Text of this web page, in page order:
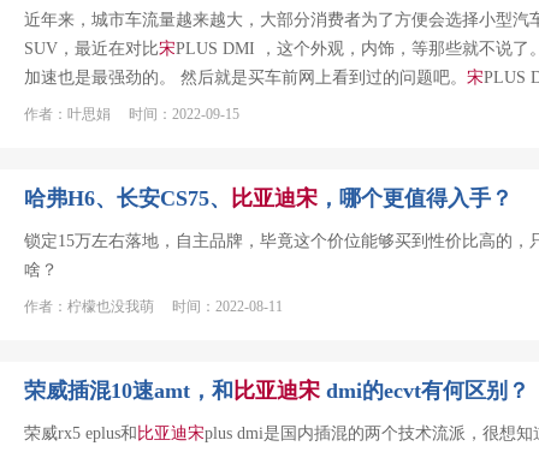
近年来，城市车流量越来越大，大部分消费者为了方便会选择小型
SUV，最近在对比宋PLUS DMI ，这个外观，内饰，等那些就不说
加速也是最强劲的。 然后就是买车前网上看到过的问题吧。 宋PLUS
作者：叶思娟 时间：2022-09-15
哈弗H6、长安CS75、 比亚迪宋 ，哪个更值得入手？
锁定15万左右落地，自主品牌，毕竟这个价位能够买到性价比高的
啥？
作者：柠檬也没我萌 时间：2022-08-11
荣威插混10速amt，和 比亚迪宋 dmi的ecvt有何区别？
荣威rx5 eplus和 比亚迪宋plus dmi是国内插混的两个技术流派，很想